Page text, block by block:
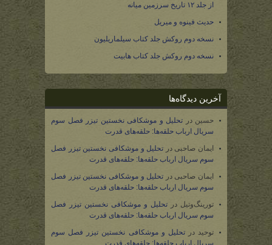
از جلد ۱۲ تاریخ سرزمین میانه
حدیث فینوه و میریل
نسخه دوم روکش جلد کتاب سیلماریلیون
نسخه دوم روکش جلد کتاب هابیت
آخرین دیدگاه‌ها
حسین در تحلیل و موشکافی نخستین تیزر فصل سوم
سریال ارباب حلقه‌ها: حلقه‌های قدرت
ایمان صاحبی در تحلیل و موشکافی نخستین تیزر فصل
سوم سریال ارباب حلقه‌ها: حلقه‌های قدرت
ایمان صاحبی در تحلیل و موشکافی نخستین تیزر فصل
سوم سریال ارباب حلقه‌ها: حلقه‌های قدرت
تورینگ‌وتیل در تحلیل و موشکافی نخستین تیزر فصل
سوم سریال ارباب حلقه‌ها: حلقه‌های قدرت
توحید درتحلیل و موشکافی نخستین تیزر فصل سوم
سریال ارباب حلقه‌ها: حلقه‌های قدرت